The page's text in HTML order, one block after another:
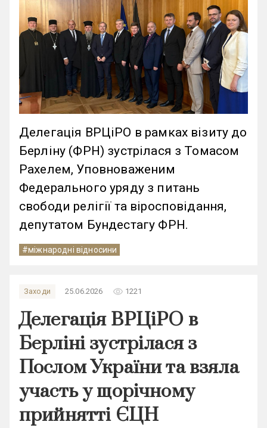
Делегація ВРЦіРО в рамках візиту до
Берліну (ФРН) зустрілася з Томасом
Рахелем, Уповноваженим
Федерального уряду з питань
свободи релігії та віросповідання,
депутатом Бундестагу ФРН.
#міжнародні відносини
Заходи 25.06.2026 remove_red_eye 1221
Делегація ВРЦіРО в
Берліні зустрілася з
Послом України та взяла
участь у щорічному
прийнятті ЄЦН